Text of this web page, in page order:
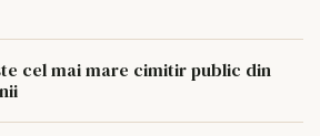
cel mai mare cimitir public din